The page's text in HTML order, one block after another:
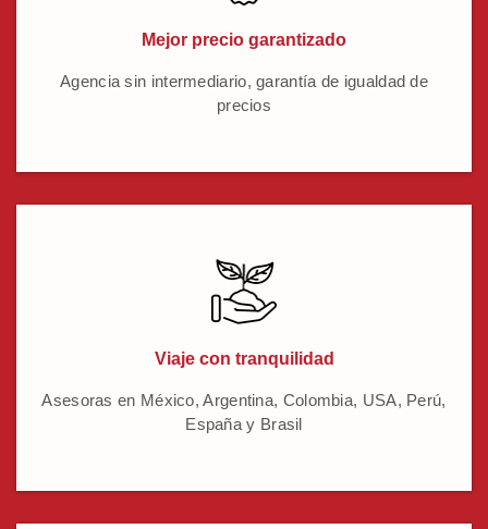
Mejor precio garantizado
Agencia sin intermediario, garantía de igualdad de
precios
Viaje con tranquilidad
Asesoras en México, Argentina, Colombia, USA, Perú,
España y Brasil